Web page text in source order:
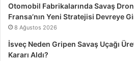
Otomobil Fabrikalarında Savaş
Fransa’nın Yeni Stratejisi Devreye
8 Ağustos 2026
İsveç Neden Gripen Savaş Uçağı
Kararı Aldı?